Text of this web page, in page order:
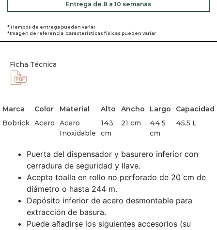
Entrega de 8 a 10 semanas
*Tiempos de entrega pueden variar
*Imagen de referencia. Características físicas pueden variar
Ficha Técnica
Marca Color Material Alto Ancho Largo
Capacidad
Bobrick Acero
Acero
Inoxidable
143
cm
21 cm
44.5
cm
45.5 L
Puerta del dispensador y basurero inferior con
cerradura de seguridad y llave.
Acepta toalla en rollo no perforado de 20 cm de
diámetro o hasta 244 m.
Depósito inferior de acero desmontable para
extracción de basura.
Puede añadirse los siguientes accesorios (su